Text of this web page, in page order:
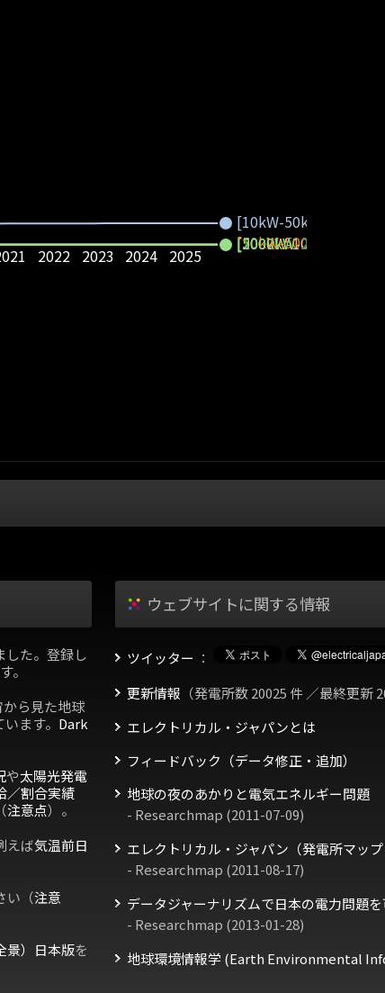
2022 2023 2024 2025
[10kW-50kW)
[50kW-500kW)
[500kW-1000kW)
[1000kW-2000kW)
[2000kW-
した。登録し
。
ら見た地球
ます。 Dark
や太陽光発電
／割合実績
注意点）。
えば気温前日
い（注意
景）日本版を
ウェブサイトに関する情報
ツイッター ：
更新情報 （発電所数 20025 件 ／最終更新
エレクトリカル・ジャパンとは
フィードバック（データ修正・追加）
地球の夜のあかりと電気エネルギー問題
- Researchmap (2011-07-09)
エレクトリカル・ジャパン（発電所マッ
- Researchmap (2011-08-17)
データジャーナリズムで日本の電力問題
- Researchmap (2013-01-28)
地球環境情報学 (Earth Environmental